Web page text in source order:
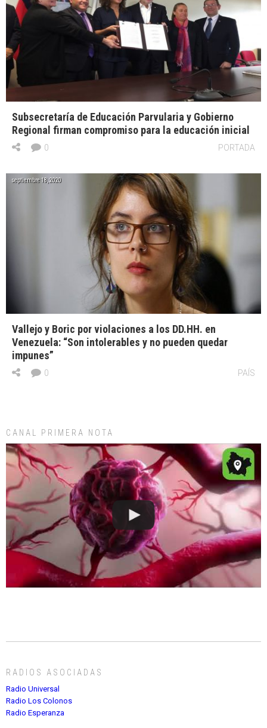
Subsecretaría de Educación Parvularia y Gobierno
Regional firman compromiso para la educación inicial
PORTADA
0
septiembre 18, 2020
Vallejo y Boric por violaciones a los DD.HH. en
Venezuela: “Son intolerables y no pueden quedar
impunes”
PAÍS
0
CANAL PRIMERA NOTA
RADIOS ASOCIADAS
Radio Universal
Radio Los Colonos
Radio Esperanza